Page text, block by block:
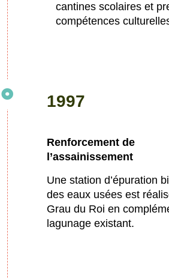
cantines scolaires et
compétences
1997
Renforcement de
l’assainissement
Une station d’épuration
des eaux usées est
Grau du Roi en
lagunage existant.